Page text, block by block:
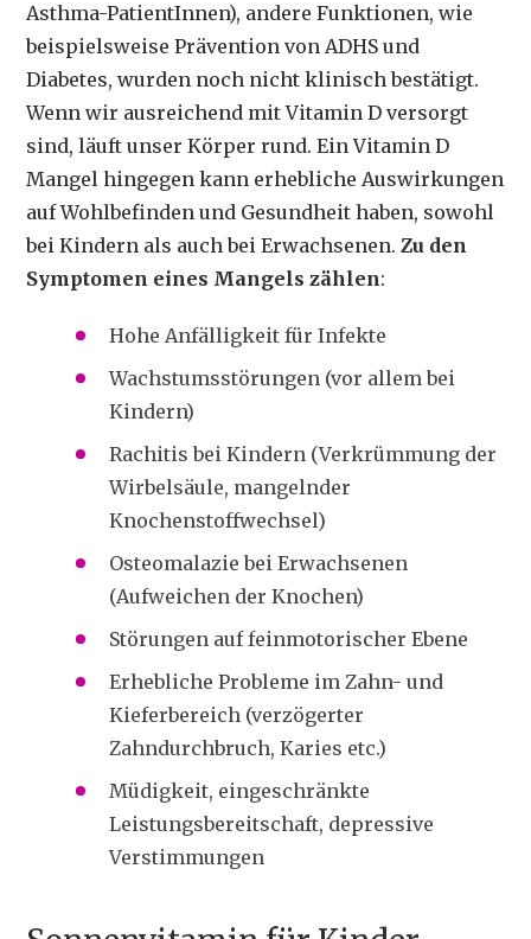
Asthma-PatientInnen), andere Funktionen, wie
beispielsweise Prävention von ADHS und
Diabetes, wurden noch nicht klinisch bestätigt.
Wenn wir ausreichend mit Vitamin D versorgt
sind, läuft unser Körper rund. Ein Vitamin D
Mangel hingegen kann erhebliche Auswirkungen
auf Wohlbefinden und Gesundheit haben, sowohl
bei Kindern als auch bei Erwachsenen.Zu den
Symptomen eines Mangels zählen:
Hohe Anfälligkeit für Infekte
Wachstumsstörungen (vor allem bei
Kindern)
Rachitis bei Kindern (Verkrümmung der
Wirbelsäule, mangelnder
Knochenstoffwechsel)
Osteomalazie bei Erwachsenen
(Aufweichen der Knochen)
Störungen auf feinmotorischer Ebene
Erhebliche Probleme im Zahn- und
Kieferbereich (verzögerter
Zahndurchbruch, Karies etc.)
Müdigkeit, eingeschränkte
Leistungsbereitschaft, depressive
Verstimmungen